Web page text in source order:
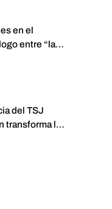
en el
entre “las
del TSJ
transforma la